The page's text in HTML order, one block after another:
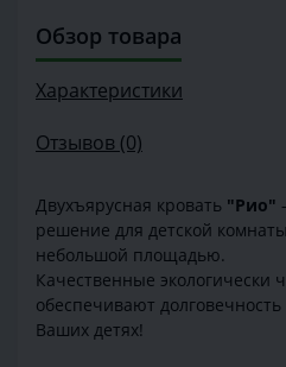
Обзор товара
Характеристики
Отзывов (0)
Двухъярусная кровать "Рио"
решение для детской
небольшой площадью.
Качественные экологически
обеспечивают
Ваших детях!